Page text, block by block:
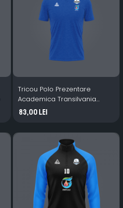
Tricou Polo Prezentare
Academica Transilvania
albastru
83,00 Lei